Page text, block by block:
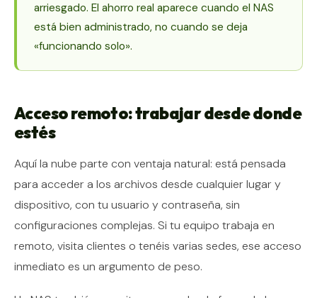
arriesgado. El ahorro real aparece cuando el NAS
está bien administrado, no cuando se deja
«funcionando solo».
Acceso remoto: trabajar desde donde
estés
Aquí la nube parte con ventaja natural: está pensada
para acceder a los archivos desde cualquier lugar y
dispositivo, con tu usuario y contraseña, sin
configuraciones complejas. Si tu equipo trabaja en
remoto, visita clientes o tenéis varias sedes, ese acceso
inmediato es un argumento de peso.